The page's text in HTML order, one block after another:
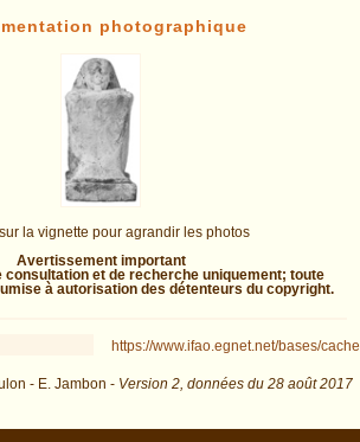
photographique
la vignette pour agrandir les photos
Avertissement important
consultation et de recherche uniquement; toute
à autorisation des détenteurs du copyright.
https://www.ifao.egnet.net/bases/
- E. Jambon - Version 2, données du 28 août 2017